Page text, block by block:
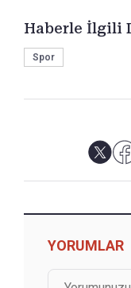
Haberle İlgili
Spor
YORUMLAR